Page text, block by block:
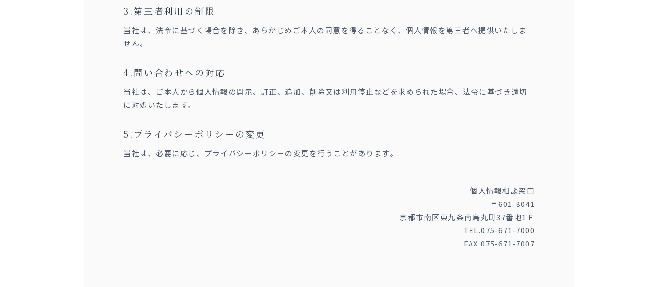
第三者利用の制限
当社は、法令に基づく場合を除き、あらかじめご本人の同意を得ることなく、個人情報を第三者へ提供いたしま
せん。
問い合わせへの対応
当社は、ご本人から個人情報の開示、訂正、追加、削除又は利用停止などを求められた場合、法令に基づき適切
に対処いたします。
プライバシーポリシーの変更
当社は、必要に応じ、プライバシーポリシーの変更を行うことがあります。
個人情報相談窓口
〒601-8041
京都市南区東九条南烏丸町37番地1Ｆ
TEL.075-671-7000
FAX.075-671-7007